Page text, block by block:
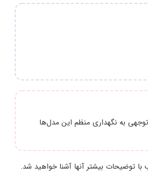
به نگهداری منظم این مدل‌ها